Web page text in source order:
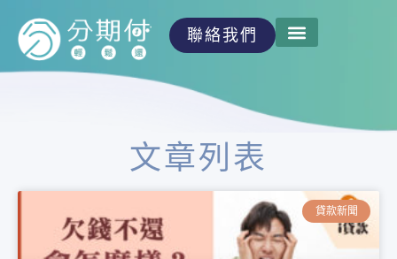
聯絡我們
文章列表
貸款新聞